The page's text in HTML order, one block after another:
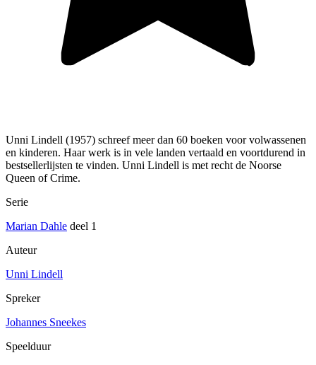
Unni Lindell (1957) schreef meer dan 60 boeken voor volwassenen
en kinderen. Haar werk is in vele landen vertaald en voortdurend in
bestsellerlijsten te vinden. Unni Lindell is met recht de Noorse
Queen of Crime.
Serie
Marian Dahle deel 1
Auteur
Unni Lindell
Spreker
Johannes Sneekes
Speelduur